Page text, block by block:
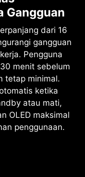
Gangguan
dari 16
gangguan
Pengguna
menit sebelum
tetap minimal.
ketika
atau mati,
OLED maksimal
penggunaan.